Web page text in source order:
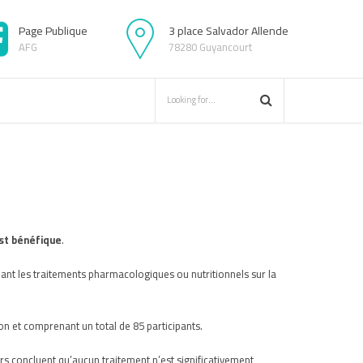
Page Publique
AFG
3 place Salvador Allende
78280 Guyancourt
bénéfique.
les traitements pharmacologiques ou nutritionnels sur la
et comprenant un total de 85 participants.